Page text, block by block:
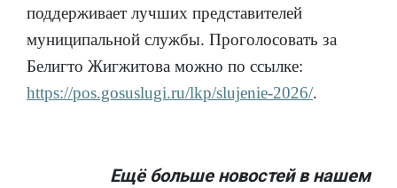
поддерживает лучших представителей
муниципальной службы. Проголосовать за
Белигто Жигжитова можно по ссылке:
https://pos.gosuslugi.ru/lkp/slujenie-2026/.
Ещё больше новостей в нашем